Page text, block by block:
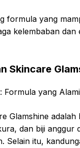
formula yang
kelembaban
Skincare
Formula yang Alami
Glamshine
dan biji
Selain itu,